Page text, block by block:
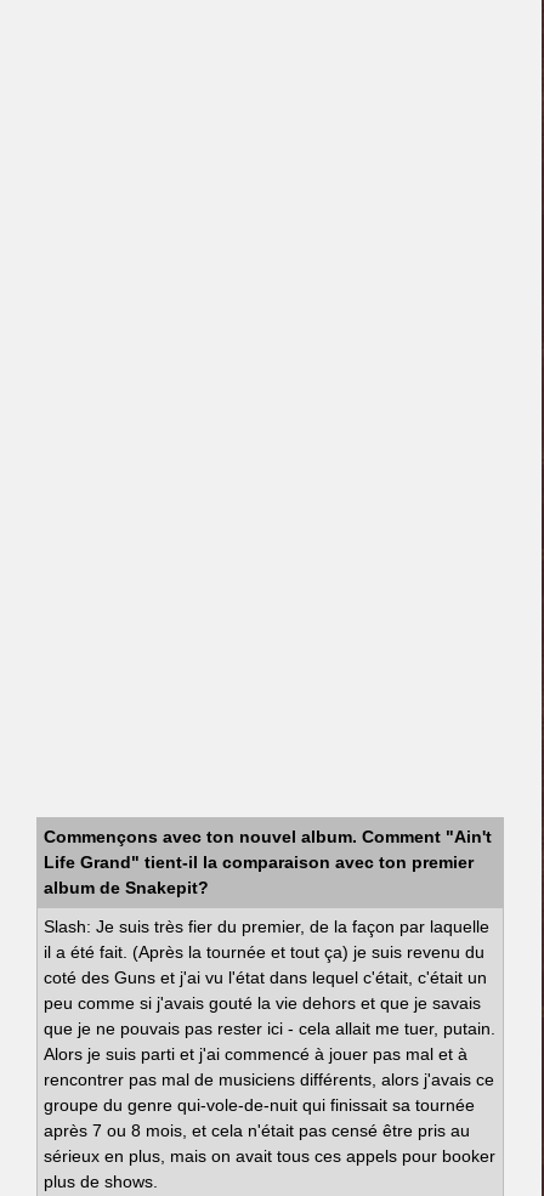
Commençons avec ton nouvel album. Comment "Ain't
Life Grand" tient-il la comparaison avec ton premier
album de Snakepit?
Slash: Je suis très fier du premier, de la façon par laquelle
il a été fait. (Après la tournée et tout ça) je suis revenu du
coté des Guns et j'ai vu l'état dans lequel c'était, c'était un
peu comme si j'avais gouté la vie dehors et que je savais
que je ne pouvais pas rester ici - cela allait me tuer, putain.
Alors je suis parti et j'ai commencé à jouer pas mal et à
rencontrer pas mal de musiciens différents, alors j'avais ce
groupe du genre qui-vole-de-nuit qui finissait sa tournée
après 7 ou 8 mois, et cela n'était pas censé être pris au
sérieux en plus, mais on avait tous ces appels pour booker
plus de shows.